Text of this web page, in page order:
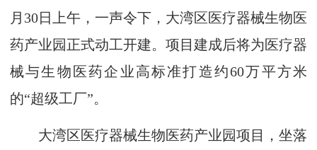
月30日上午，一声令下，大湾区医疗器械生物医
药产业园正式动工开建。项目建成后将为医疗器
械与生物医药企业高标准打造约60万平方米
的“超级工厂”。
大湾区医疗器械生物医药产业园项目，坐落